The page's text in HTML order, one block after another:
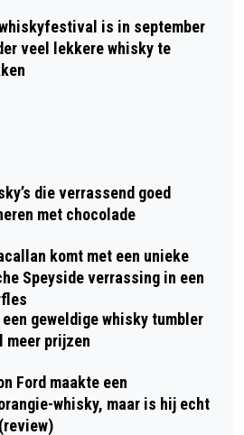
is in september
veel lekkere whisky te
die verrassend goed
met chocolade
komt met een unieke
Speyside verrassing in een
een geweldige whisky tumbler
meer prijzen
Ford maakte een
whisky, maar is hij echt